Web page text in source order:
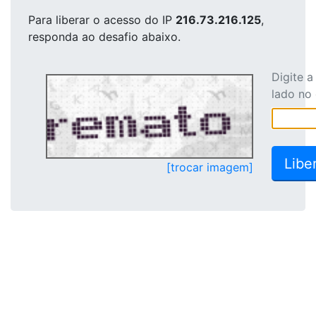
Para liberar o acesso do IP 216.73.216.125,
responda ao desafio abaixo.
[trocar imagem]
Digite
lado no